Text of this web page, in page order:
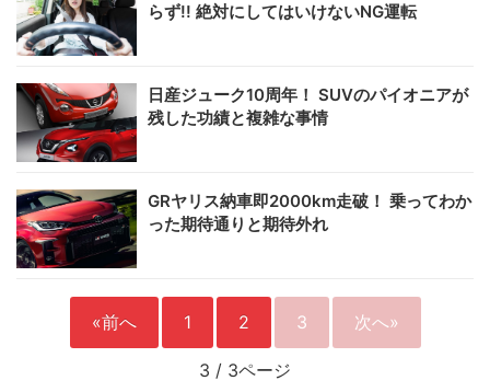
らず!! 絶対にしてはいけないNG運転
日産ジューク10周年！ SUVのパイオニアが
残した功績と複雑な事情
GRヤリス納車即2000km走破！ 乗ってわか
った期待通りと期待外れ
«前へ 1 2 3 次へ»
3 / 3ページ